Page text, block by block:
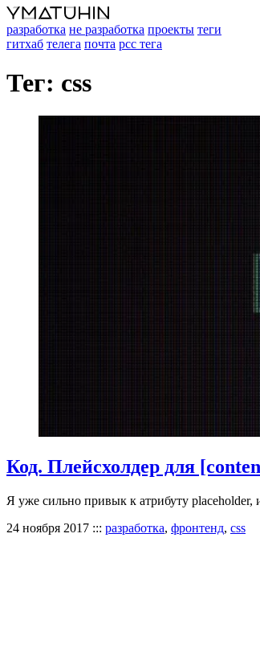
разработка не разработка проекты теги
гитхаб телега почта рсс тега
Тег: css
Код. Плейсхолдер для
Я уже сильно привык к атрибуту placeholder,
24 ноября 2017 ::: разработка, фронтенд, css